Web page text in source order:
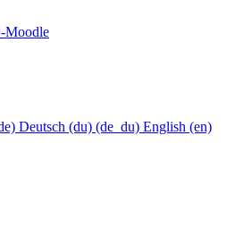
Deutsch (du) ‎(de_du)‎ English ‎(en)‎